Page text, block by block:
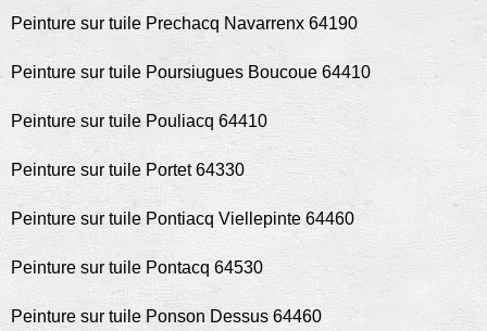
Peinture sur tuile Prechacq Navarrenx 64190
Peinture sur tuile Poursiugues Boucoue 64410
Peinture sur tuile Pouliacq 64410
Peinture sur tuile Portet 64330
Peinture sur tuile Pontiacq Viellepinte 64460
Peinture sur tuile Pontacq 64530
Peinture sur tuile Ponson Dessus 64460